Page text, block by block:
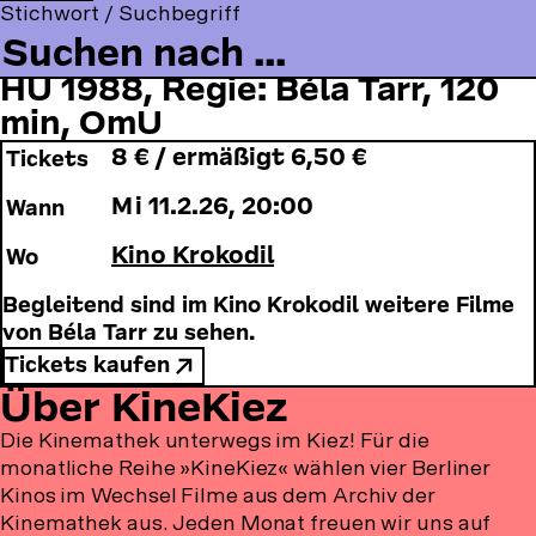
t
o
m
m
e
n
u
o
l
l
o
w
u
o
a
c
e
b
o
o
o
u
T
u
b
e
n
s
t
a
g
r
Stichwort / Suchbegriff
›Káhorzat‹
HU 1988, Regie: Béla Tarr, 120
min, OmU
Tickets 8 € / ermäßigt 6,50 €
Wann Mi 11.2.26, 20:00
Wo Kino Krokodil
Begleitend sind im Kino Krokodil weitere Filme
von Béla Tarr zu sehen.
Tickets kaufen
Über KineKiez
Die Kinemathek unterwegs im Kiez! Für die
monatliche Reihe »KineKiez« wählen vier Berliner
Kinos im Wechsel Filme aus dem Archiv der
Kinemathek aus. Jeden Monat freuen wir uns auf